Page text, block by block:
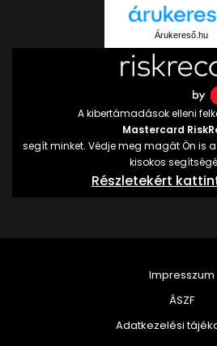
Árukereső.hu
A kibertámadások elleni
Mastercard
segít minket. Védje meg magát Ön is
kisokos
Részletekért
Impresszum
ÁSZF
Adatkezelési